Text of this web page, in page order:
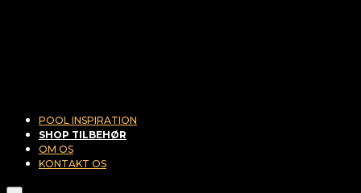
POOL INSPIRATION
SHOP TILBEHØR
OM OS
KONTAKT OS